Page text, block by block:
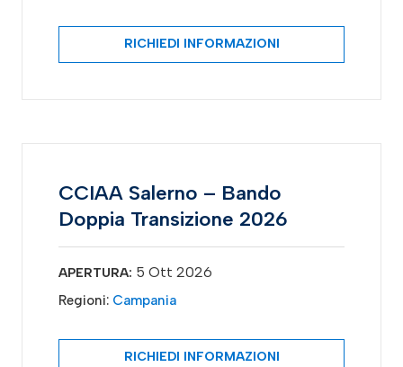
RICHIEDI INFORMAZIONI
CCIAA Salerno – Bando
Doppia Transizione 2026
APERTURA: 5 Ott 2026
Regioni: Campania
RICHIEDI INFORMAZIONI